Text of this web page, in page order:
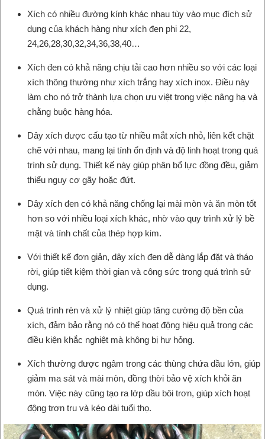
Xích có nhiều đường kính khác nhau tùy vào mục đích sử
dụng của khách hàng như xích đen phi 22,
24,26,28,30,32,34,36,38,40…
Xích đen có khả năng chịu tải cao hơn nhiều so với các loại
xích thông thường như xích trắng hay xích inox. Điều này
làm cho nó trở thành lựa chọn ưu việt trong việc nâng hạ và
chằng buộc hàng hóa.
Dây xích được cấu tạo từ nhiều mắt xích nhỏ, liên kết chặt
chẽ với nhau, mang lại tính ổn định và độ linh hoạt trong quá
trình sử dụng. Thiết kế này giúp phân bổ lực đồng đều, giảm
thiểu nguy cơ gãy hoặc đứt.
Dây xích đen có khả năng chống lại mài mòn và ăn mòn tốt
hơn so với nhiều loại xích khác, nhờ vào quy trình xử lý bề
mặt và tính chất của thép hợp kim.
Với thiết kế đơn giản, dây xích đen dễ dàng lắp đặt và tháo
rời, giúp tiết kiệm thời gian và công sức trong quá trình sử
dụng.
Quá trình rèn và xử lý nhiệt giúp tăng cường độ bền của
xích, đảm bảo rằng nó có thể hoạt động hiệu quả trong các
điều kiện khắc nghiệt mà không bị hư hỏng.
Xích thường được ngâm trong các thùng chứa dầu lớn, giúp
giảm ma sát và mài mòn, đồng thời bảo vệ xích khỏi ăn
mòn. Việc này cũng tạo ra lớp dầu bôi trơn, giúp xích hoạt
động trơn tru và kéo dài tuổi thọ.